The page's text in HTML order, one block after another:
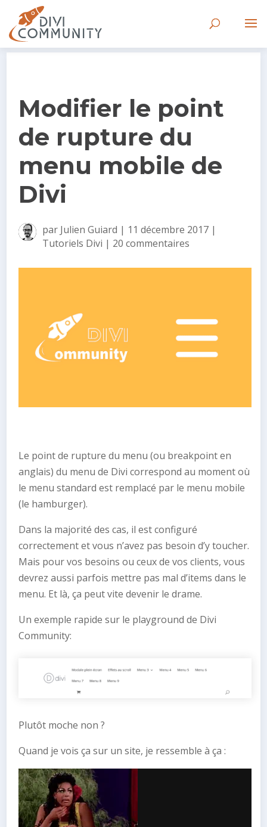
Modifier le point
de rupture du
menu mobile de
Divi
par Julien Guiard | 11 décembre 2017 |
Tutoriels Divi | 20 commentaires
Le point de rupture du menu (ou breakpoint en
anglais) du menu de Divi correspond au moment où
le menu standard est remplacé par le menu mobile
(le hamburger).
Dans la majorité des cas, il est configuré
correctement et vous n’avez pas besoin d’y toucher.
Mais pour vos besoins ou ceux de vos clients, vous
devrez aussi parfois mettre pas mal d’items dans le
menu. Et là, ça peut vite devenir le drame.
Un exemple rapide sur le playground de Divi
Community:
Plutôt moche non ?
Quand je vois ça sur un site, je ressemble à ça :